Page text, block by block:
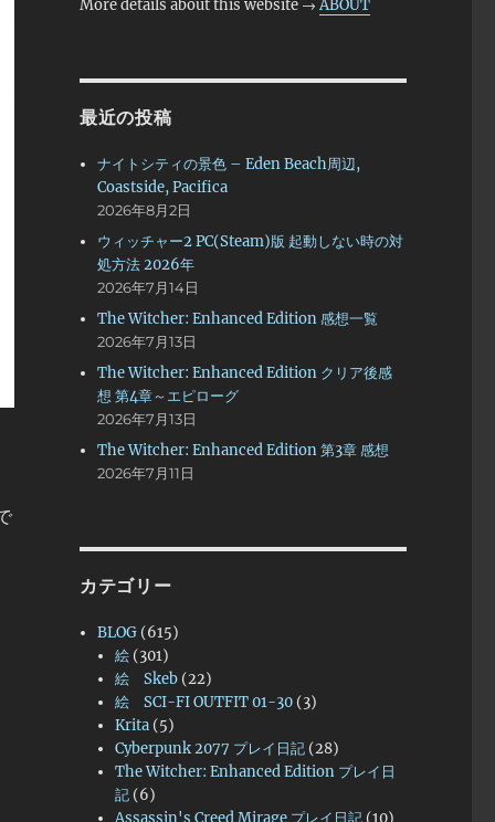
More details about this website →ABOUT
最近の投稿
ナイトシティの景色 – Eden Beach周辺,
Coastside, Pacifica
2026年8月2日
ウィッチャー2 PC(Steam)版 起動しない時の対
処方法 2026年
2026年7月14日
The Witcher: Enhanced Edition 感想一覧
2026年7月13日
The Witcher: Enhanced Edition クリア後感
想 第4章～エピローグ
2026年7月13日
The Witcher: Enhanced Edition 第3章 感想
2026年7月11日
カテゴリー
BLOG (615)
絵 (301)
絵 Skeb (22)
絵 SCI-FI OUTFIT 01-30 (3)
Krita (5)
Cyberpunk 2077 プレイ日記 (28)
The Witcher: Enhanced Edition プレイ日
記 (6)
Assassin's Creed Mirage プレイ日記 (10)